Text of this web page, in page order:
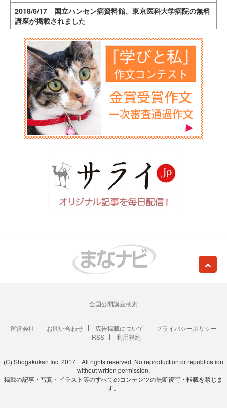
2018/6/17 国立ハンセン病資料館、東京医科大学病院の無料
講座が掲載されました
全国公開講座検索
運営会社 お問い合わせ 広告掲載について
プライバシーポリシー
RSS
利用規約
(C) Shogakukan Inc. 2017 All rights reserved. No reproduction or republication
without written permission.
掲載の記事・写真・イラスト等のすべてのコンテンツの無断複写・転載を禁じま
す。